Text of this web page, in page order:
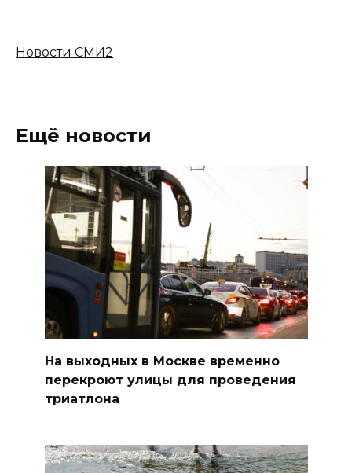
Новости СМИ2
Ещё новости
На выходных в Москве временно
перекроют улицы для проведения
триатлона